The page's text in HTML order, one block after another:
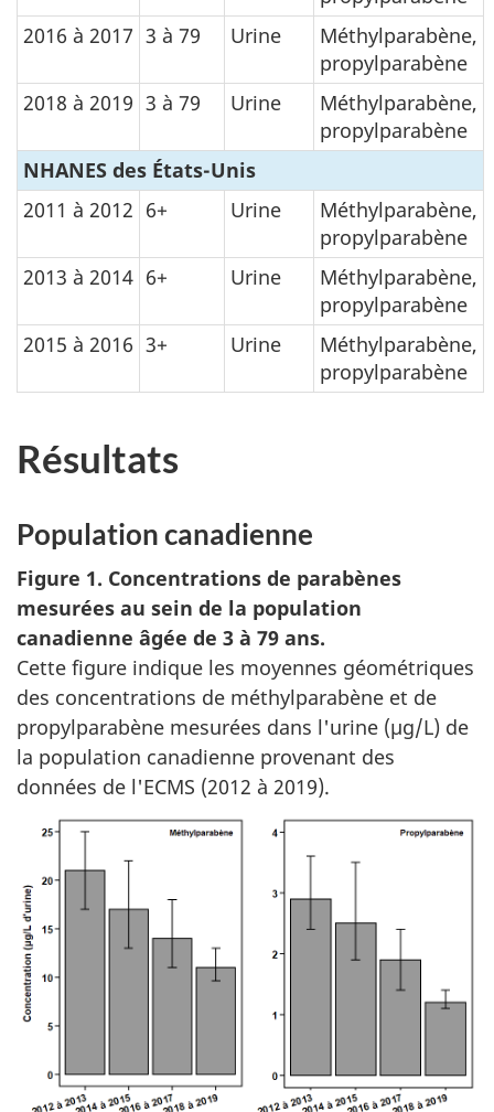
2016 à 2017 3 à 79 Urine
Méthylparabène,
propylparabène
2018 à 2019 3 à 79 Urine
Méthylparabène,
propylparabène
NHANES des États-Unis
2011 à 2012 6+ Urine
Méthylparabène,
propylparabène
2013 à 2014 6+ Urine
Méthylparabène,
propylparabène
2015 à 2016 3+ Urine
Méthylparabène,
propylparabène
Résultats
Population canadienne
Figure 1. Concentrations de parabènes
mesurées au sein de la population
canadienne âgée de 3 à 79 ans.
Cette figure indique les moyennes géométriques
des concentrations de méthylparabène et de
propylparabène mesurées dans l'urine (µg/L) de
la population canadienne provenant des
données de l'ECMS (2012 à 2019).